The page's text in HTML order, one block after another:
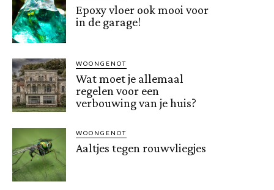
Epoxy vloer ook mooi voor
in de garage!
WOONGENOT
Wat moet je allemaal
regelen voor een
verbouwing van je huis?
WOONGENOT
Aaltjes tegen rouwvliegjes